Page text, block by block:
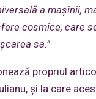
a mașinii,
cosmice, care
sa.”
propriul
și la care